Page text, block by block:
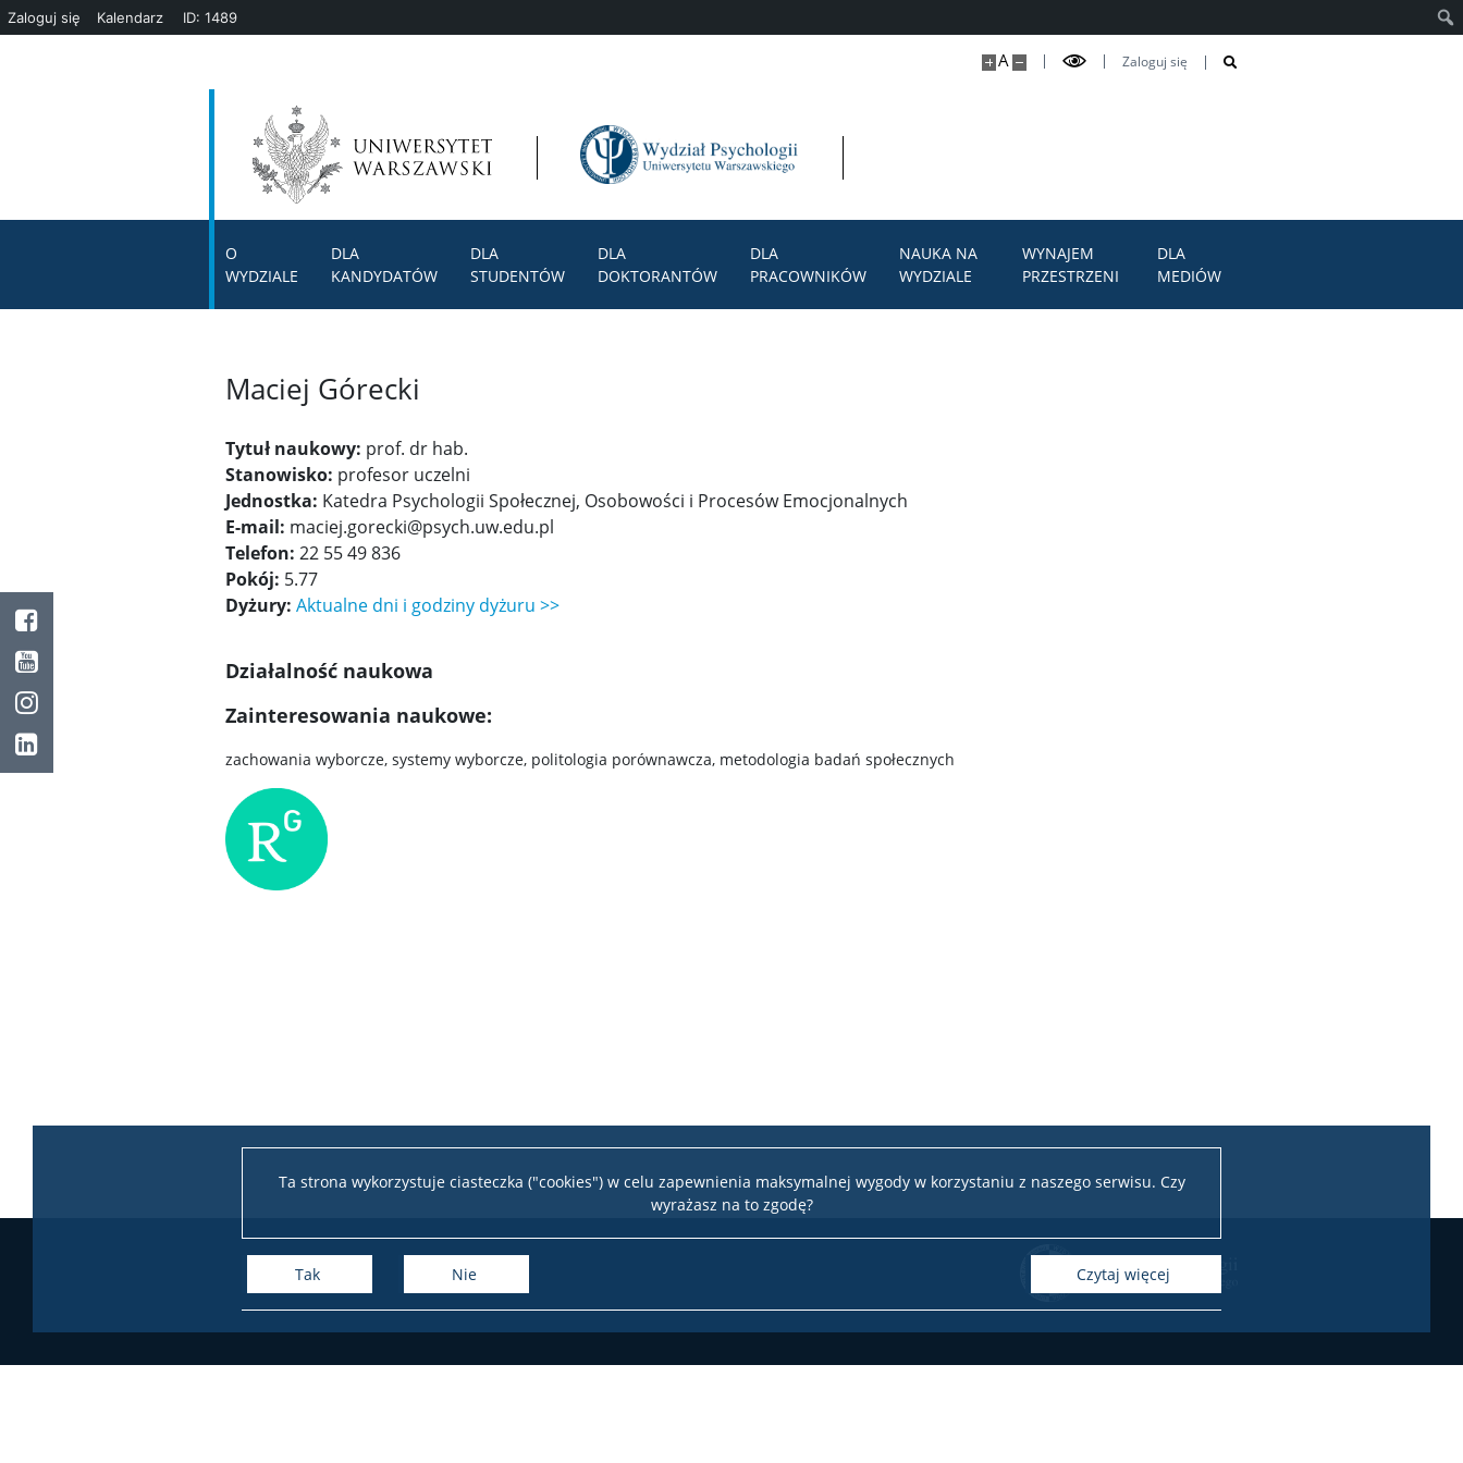
Ta strona wykorzystuje ciasteczka ("cookies") w celu zapewnienia maksymalnej wygody w korzystaniu z naszego serwisu. Czy
wyrażasz na to zgodę?
Tak Nie czytaj więcej
A Zaloguj się
O
WYDZIALE
DLA
KANDYDATÓW
DLA
STUDENTÓW
DLA
DOKTORANTÓW
DLA
PRACOWNIKÓW
NAUKA NA
WYDZIALE
WYNAJEM
PRZESTRZENI
DLA
MEDIÓW
Maciej Górecki
Tytuł naukowy: prof. dr hab.
Stanowisko: profesor uczelni
Jednostka: Katedra Psychologii Społecznej, Osobowości i Procesów Emocjonalnych
E-mail: maciej.gorecki@psych.uw.edu.pl
Telefon: 22 55 49 836
Pokój: 5.77
Dyżury: Aktualne dni i godziny dyżuru >>
Działalność naukowa
Zainteresowania naukowe:
zachowania wyborcze, systemy wyborcze, politologia porównawcza, metodologia badań społecznych
Zaloguj się Kalendarz
ID: 1489